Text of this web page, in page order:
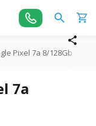
Pixel 7a 8/128Gb Sea
7a